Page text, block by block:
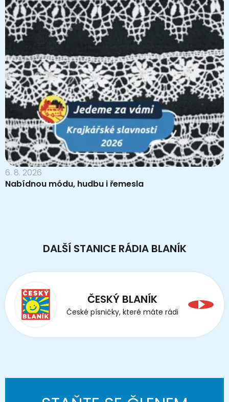
6. 8. 2026
Nabídnou módu, hudbu i řemesla
DALŠÍ STANICE RÁDIA BLANÍK
ČESKÝ BLANÍK
České písničky, které máte rádi